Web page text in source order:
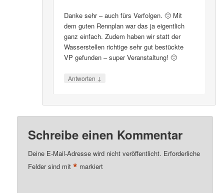
Danke sehr – auch fürs Verfolgen. 🙂 Mit
dem guten Rennplan war das ja eigentlich
ganz einfach. Zudem haben wir statt der
Wasserstellen richtige sehr gut bestückte
VP gefunden – super Veranstaltung! 🙂
Antworten ↓
Schreibe einen Kommentar
Deine E-Mail-Adresse wird nicht veröffentlicht. Erforderliche
Felder sind mit* markiert